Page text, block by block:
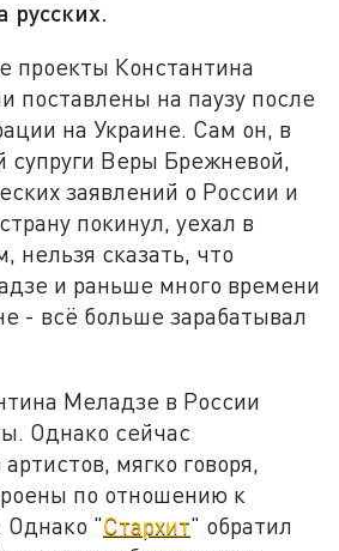
русских.
проекты Константина
поставлены на паузу после
на Украине. Сам он, в
супруги Веры Брежневой,
заявлений о России и
покинул, уехал в
нельзя сказать, что
и раньше много времени
- всё больше зарабатывал
Меладзе в России
Однако сейчас
мягко говоря,
по отношению к
Однако "Стархит" обратил